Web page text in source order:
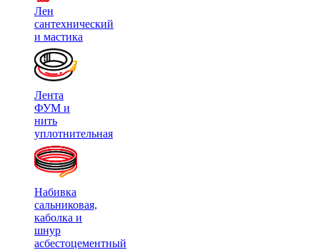
Лен
сантехнический
и мастика
Лента
ФУМ и
нить
уплотнительная
Набивка
сальниковая,
каболка и
шнур
асбестоцементный